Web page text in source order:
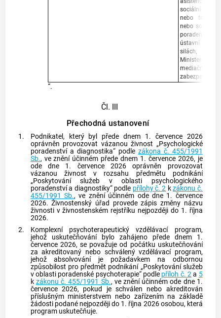
sociální
nebo
nebo
ústavní nebo
silách, ve
Ministerstva
mediační
zabezpečovací
“.
Čl. III
Přechodná ustanovení
1.
Podnikatel, který byl přede dnem 1. července 2026
oprávněn provozovat vázanou živnost „Psychologické
poradenství a diagnostika“ podle zákona č. 455/1991
Sb., ve znění účinném přede dnem 1. července 2026, je
ode dne 1. července 2026 oprávněn provozovat
vázanou živnost v rozsahu předmětu podnikání
„Poskytování služeb v oblasti psychologického
poradenství a diagnostiky“ podle přílohy č. 2 kzákonu č.
455/1991 Sb., ve znění účinném ode dne 1. července
2026. Živnostenský úřad provede zápis změny názvu
živnosti v živnostenském rejstříku nejpozději do 1. října
2026.
2.
Komplexní psychoterapeutický vzdělávací program,
jehož uskutečňování bylo zahájeno přede dnem 1.
července 2026, se považuje od počátku uskutečňování
za akreditovaný nebo schválený vzdělávací program,
jehož absolvování je požadavkem na odbornou
způsobilost pro předmět podnikání „Poskytování služeb
v oblasti poradenské psychoterapie“ podle příloh č. 2a 5
k zákonu č. 455/1991 Sb., ve znění účinném ode dne 1.
července 2026, pokud je schválen nebo akreditován
příslušným ministerstvem nebo zařízením na základě
žádosti podané nejpozději do 1. října 2026 osobou, která
program uskutečňuje.